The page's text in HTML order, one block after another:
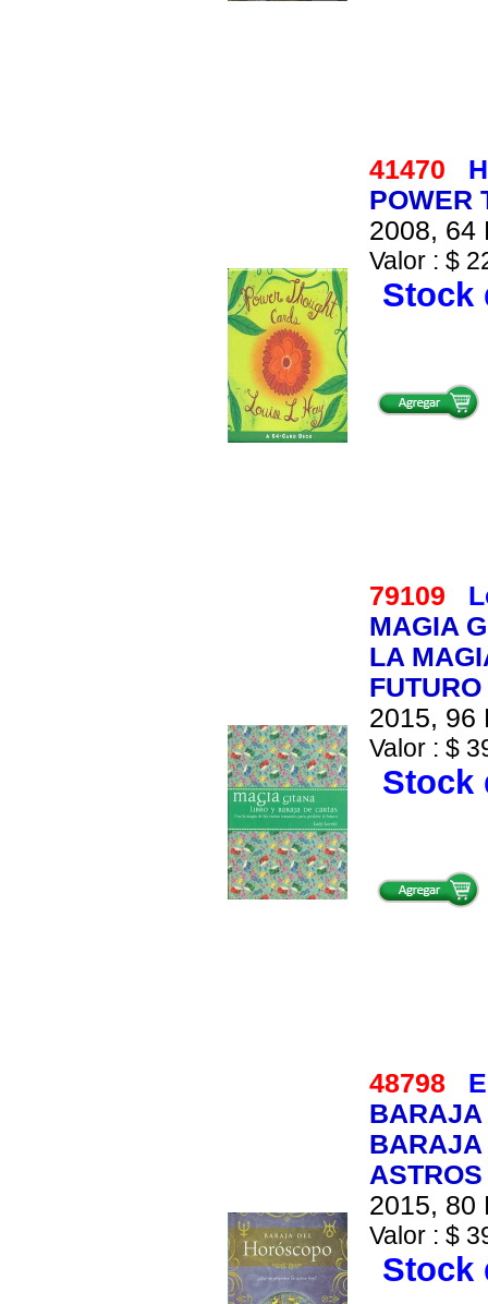
41470
POWER
2008, 64
Valor : $
Stock
79109
MAGIA
LA
FUTURO
2015, 96
Valor : $
Stock
48798
BARAJA
BARAJA
2015, 80
Valor : $
Stock